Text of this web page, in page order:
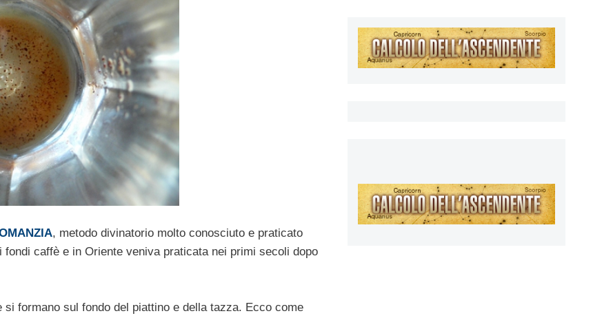
, metodo divinatorio molto conosciuto e praticato
fondi caffè e in Oriente veniva praticata nei primi secoli dopo
formano sul fondo del piattino e della tazza. Ecco come